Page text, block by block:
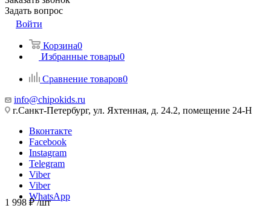
Задать вопрос
Войти
Корзина0
Избранные товары0
Сравнение товаров0
info@chipokids.ru
г.Санкт-Петербург, ул. Яхтенная, д. 24.2, помещение 24-Н
Вконтакте
Facebook
Instagram
Telegram
Viber
Viber
WhatsApp
1 998 ₽ /шт